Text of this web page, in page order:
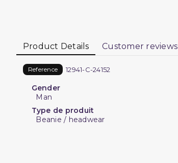
Product Details Customer reviews
Reference 12941-C-24152
Gender
Man
Type de produit
Beanie / headwear